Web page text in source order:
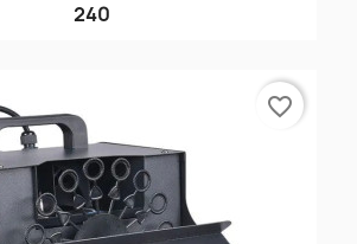
240
favorite_border